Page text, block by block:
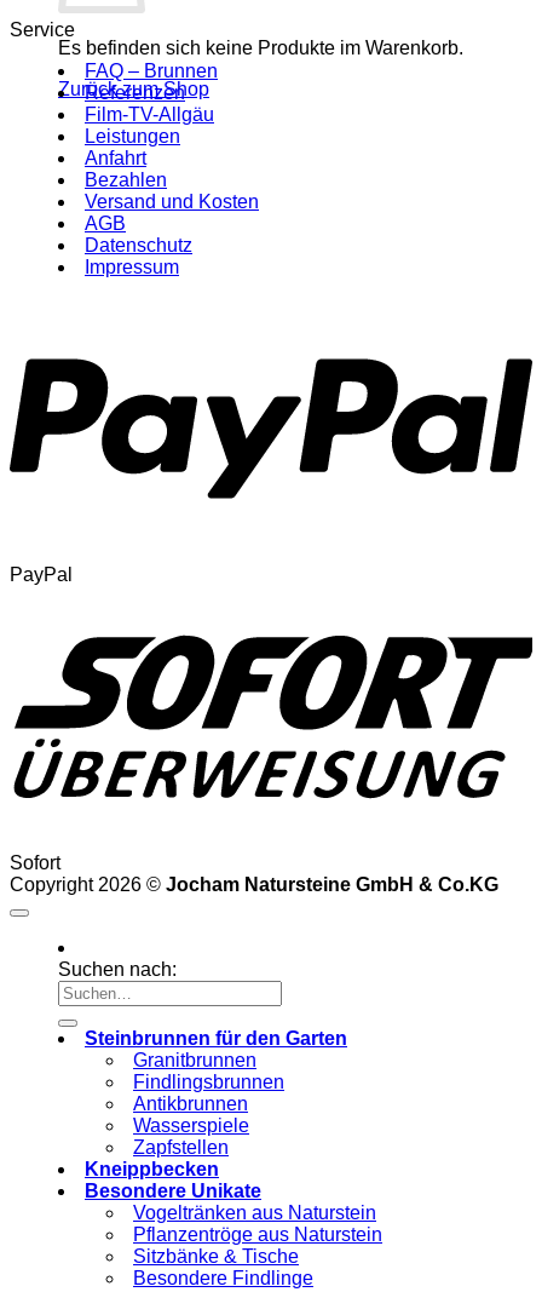
Es befinden sich keine Produkte im Warenkorb.
Zurück zum Shop
Service
FAQ – Brunnen
Referenzen
Film-TV-Allgäu
Leistungen
Anfahrt
Bezahlen
Versand und Kosten
AGB
Datenschutz
Impressum
PayPal
Sofort
Copyright 2026 © Jocham Natursteine GmbH & Co.KG
Suchen nach:
Steinbrunnen für den Garten
Granitbrunnen
Findlingsbrunnen
Antikbrunnen
Wasserspiele
Zapfstellen
Kneippbecken
Besondere Unikate
Vogeltränken aus Naturstein
Pflanzentröge aus Naturstein
Sitzbänke & Tische
Besondere Findlinge